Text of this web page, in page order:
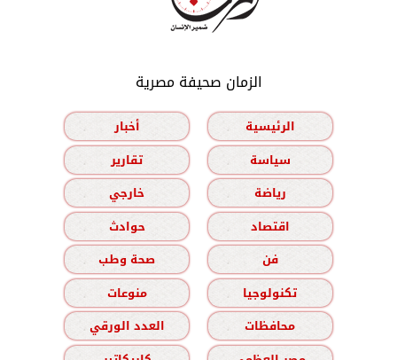
الزمان صحيفة مصرية
الرئيسية
أخبار
سياسة
تقارير
رياضة
خارجي
اقتصاد
حوادث
فن
صحة وطب
تكنولوجيا
منوعات
محافظات
العدد الورقي